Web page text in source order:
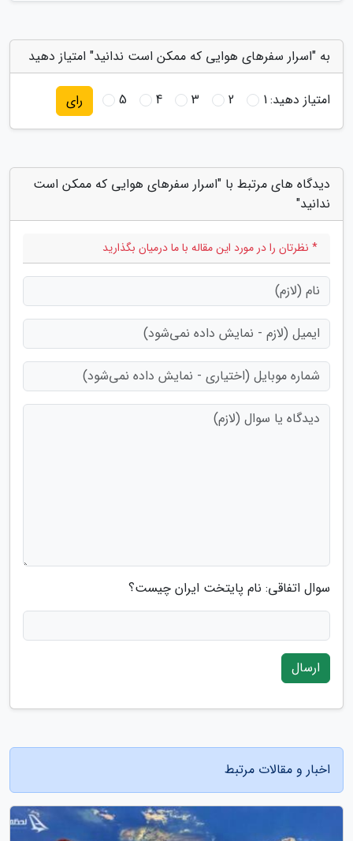
به "اسرار سفرهای هوایی که ممکن است ندانید" امتیاز دهید
امتیاز دهید:1
2
3
4
5 رای
دیدگاه های مرتبط با "اسرار سفرهای هوایی که ممکن است
ندانید"
* نظرتان را در مورد این مقاله با ما درمیان بگذارید
سوال اتفاقی: نام پایتخت ایران چیست؟
ارسال
اخبار و مقالات مرتبط